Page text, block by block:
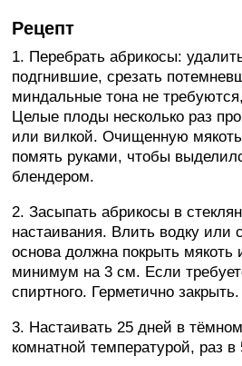
Рецепт
1. Перебрать абрикосы:
подгнившие, срезать
миндальные тона не
Целые плоды несколько раз
или вилкой. Очищенную мякоть
помять руками, чтобы
блендером.
2. Засыпать абрикосы в
настаивания. Влить водку или
основа должна покрыть
минимум на 3 см. Если
спиртного. Герметично закрыть.
3. Настаивать 25 дней в
комнатной температурой, раз